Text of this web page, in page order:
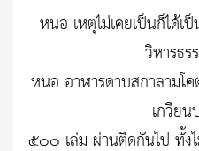
หนอ เหตุไม่เคยเป็นก็ได้
วิหารธ
หนอ อาฬารดาบสกาลามโ
เกวีย
๕๐๐ เล่ม ผ่านติดกันไป ทั้ง